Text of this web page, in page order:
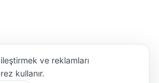
ve reklamları
kullanır.